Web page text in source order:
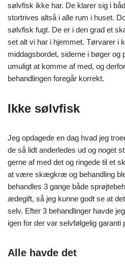
sølvfisk ikke har. De klarer sig i
stortrives altså i alle rum i huset.
sølvfisk fugt. De er i den grad et
set alt vi har i hjemmet. Tørvarer i
middagsbordet, siderne i bøger
umuligt at komme af med, og
behandlingen foregår korrekt.
Ikke sølvfisk
Jeg opdagede en dag hvad jeg
de så lidt anderledes ud og noget
gerne af med det og ringede til et
at være skægkræ og behandling
behandles 3 gange både
ædegift, så jeg kunne godt se at
selv. Efter 3 behandlinger havde
igen for der var selvfølgelig garanti
Alle havde det